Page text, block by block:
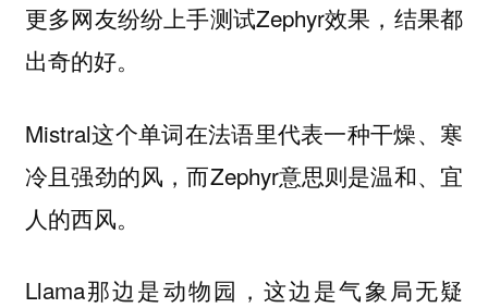
更多网友纷纷上手测试Zephyr效果，结果都
出奇的好。
Mistral这个单词在法语里代表一种干燥、寒
冷且强劲的风，而Zephyr意思则是温和、宜
人的西风。
Llama那边是动物园，这边是气象局无疑